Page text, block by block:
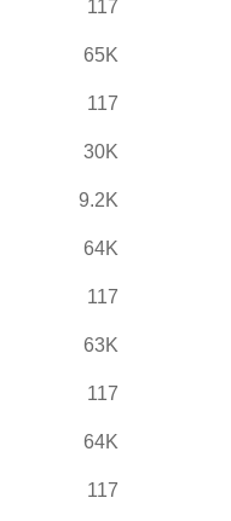
117
65K
117
30K
9.2K
64K
117
63K
117
64K
117